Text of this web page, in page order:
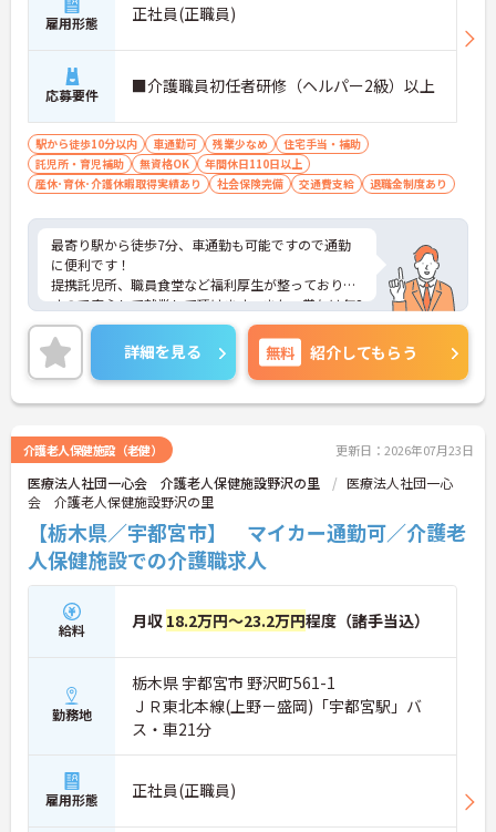
雇用形態 正社員(正職員)
応募要件 ■介護職員初任者研修（ヘルパー2級）以上
駅から徒歩10分以内 車通勤可 残業少なめ
住宅手当・補助
託児所・育児補助
無資格OK
年間休日110日以上
産休･育休･介護休暇取得実績あり
社会保険完備 交通費支給 退職金制度あり
最寄り駅から徒歩7分、車通勤も可能ですので通勤
に便利です！
提携託児所、職員食堂など福利厚生が整っておりま
すので安心して就業して頂けます。また、賞与は年2
回計3.6ヶ月分支給実績があります。
ご興味ある方には、面接のポイントなど、さらに詳
細をお話致しますので、お気軽にご相談ください。
詳細を見る 無料 紹介してもらう
介護老人保健施設（老健） 更新日：2026年07月23日
医療法人社団一心会 介護老人保健施設野沢の里
医療法人社団一心
会 介護老人保健施設野沢の里
【栃木県／宇都宮市】 マイカー通勤可／介護老
人保健施設での介護職求人
給料 月収 18.2万円～23.2万円程度（諸手当込）
勤務地
栃木県 宇都宮市 野沢町561-1
ＪＲ東北本線(上野－盛岡)「宇都宮駅」バ
ス・車21分
雇用形態 正社員(正職員)